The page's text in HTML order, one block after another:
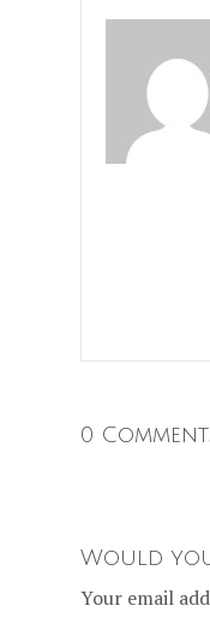
0
Would
Your email